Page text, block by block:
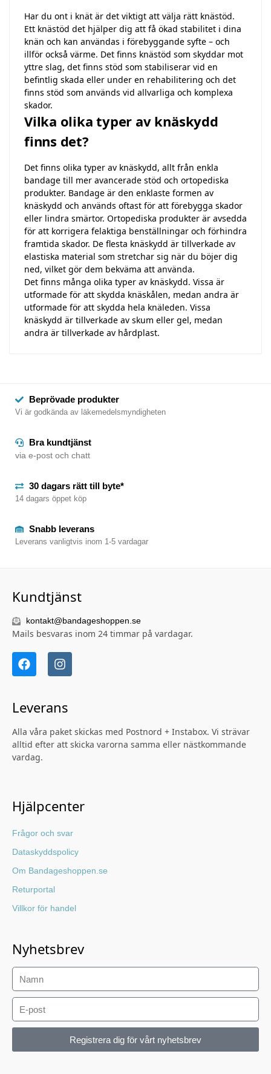
Har du ont i knät är det viktigt att välja rätt knästöd.
Ett knästöd det hjälper dig att få ökad stabilitet i dina
knän och kan användas i förebyggande syfte – och
illför också värme. Det finns knästöd som skyddar mot
yttre slag, det finns stöd som stabiliserar vid en
befintlig skada eller under en rehabilitering och det
finns stöd som används vid allvarliga och komplexa
skador.
Vilka olika typer av knäskydd
finns det?
Det finns olika typer av knäskydd, allt från enkla
bandage till mer avancerade stöd och ortopediska
produkter. Bandage är den enklaste formen av
knäskydd och används oftast för att förebygga skador
eller lindra smärtor. Ortopediska produkter är avsedda
för att korrigera felaktiga benställningar och förhindra
framtida skador. De flesta knäskydd är tillverkade av
elastiska material som stretchar sig när du böjer dig
ned, vilket gör dem bekväma att använda.
Det finns många olika typer av knäskydd. Vissa är
utformade för att skydda knäskålen, medan andra är
utformade för att skydda hela knäleden. Vissa
knäskydd är tillverkade av skum eller gel, medan
andra är tillverkade av hårdplast.
Beprövade produkter
Vi är godkända av läkemedelsmyndigheten
Bra kundtjänst
via e-post och chatt
30 dagars rätt till byte*
14 dagars öppet köp
Snabb leverans
Leverans vanligtvis inom 1-5 vardagar
Kundtjänst
kontakt@bandageshoppen.se
Mails besvaras inom 24 timmar på vardagar.
Leverans
Alla våra paket skickas med Postnord + Instabox. Vi strävar
alltid efter att skicka varorna samma eller nästkommande
vardag.
Hjälpcenter
Frågor och svar
Dataskyddspolicy
Om Bandageshoppen.se
Returportal
Villkor för handel
Nyhetsbrev
Registrera dig för vårt nyhetsbrev